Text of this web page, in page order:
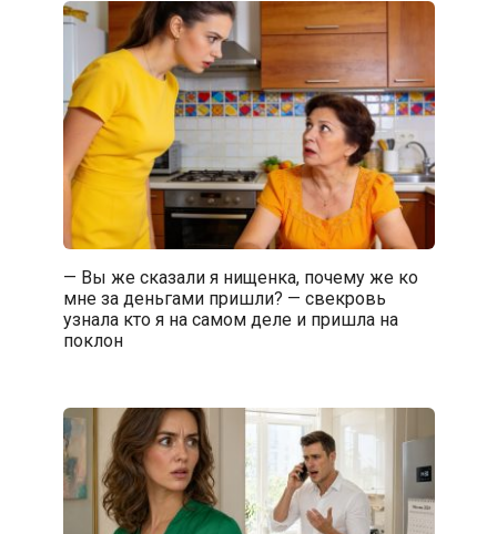
— Вы же сказали я нищенка, почему же ко
мне за деньгами пришли? — свекровь
узнала кто я на самом деле и пришла на
поклон